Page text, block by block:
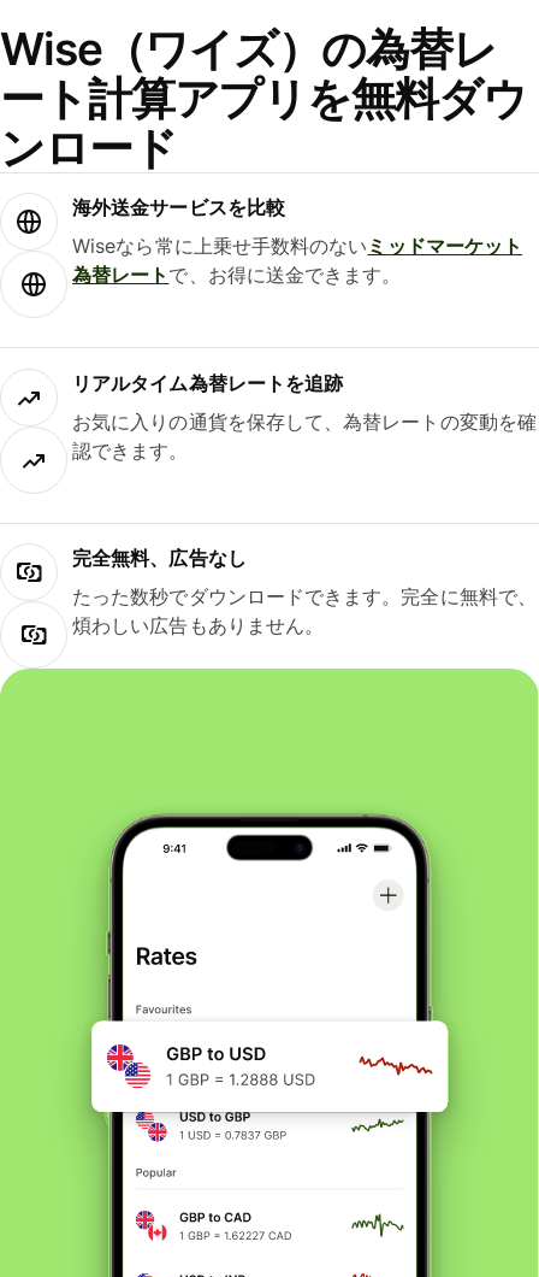
Wise（ワイズ）の為替レ
ート計算アプリを無料ダウ
ンロード
海外送金サービスを比較
Wiseなら常に上乗せ手数料のない ミッドマーケット
為替レート で、お得に送金できます。
リアルタイム為替レートを追跡
お気に入りの通貨を保存して、為替レートの変動を確
認できます。
完全無料、広告なし
たった数秒でダウンロードできます。完全に無料で、
煩わしい広告もありません。